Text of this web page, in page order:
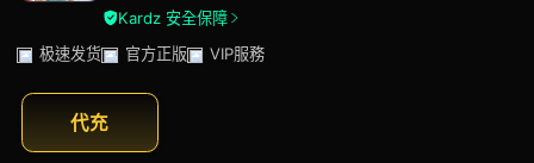
Kardz 安全保障
极速发货
官方正版 VIP服務
代充